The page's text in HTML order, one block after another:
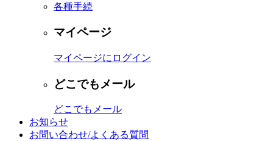
各種手続
マイページ
マイページにログイン
どこでもメール
どこでもメール
お知らせ
お問い合わせ/よくある質問